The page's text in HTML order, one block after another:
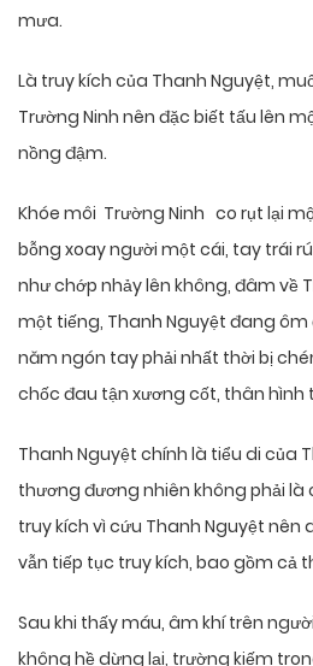
mưa.
Là truy kích của Thanh Nguyệt,
Trường Ninh nên đặc biết tấu lên
nồng đậm.
Khóe môi Trường Ninh co rụt lại
bỗng xoay người một cái, tay trái
như chớp nhảy lên không, đâm về
một tiếng, Thanh Nguyệt đang
năm ngón tay phải nhất thời bị
chốc đau tận xương cốt, thân hình
Thanh Nguyệt chính là tiểu di của
thương đương nhiên không phải là
truy kích vì cứu Thanh Nguyệt nên
vẫn tiếp tục truy kích, bao gồm cả
Sau khi thấy máu, âm khí trên
không hề dừng lại, trường kiếm